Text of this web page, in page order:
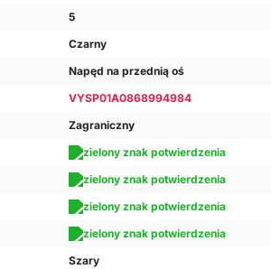
5
Czarny
Napęd na przednią oś
VYSP01A0868994984
Zagraniczny
Szary